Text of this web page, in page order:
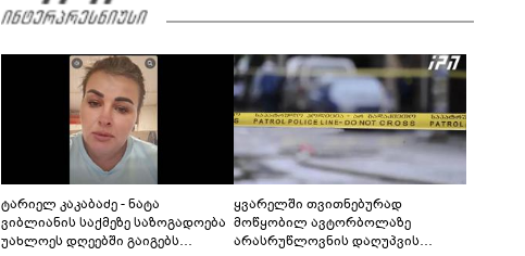
ომის გმირის, შმაგი სოფრომაძის მეუღლე, თეა
00:14
ხანძარია ლილო-მარყოფის გზაზე - კადრები
ადგილიდან, სადაც ამ წუთებში სალიკვიდაციო
სამუშაოები მიმდინარეობს
00:34
"ამოღებულია სხვადასხვა მოდელის
ცეცხლსასროლი იარაღი, საბრძოლო მასალა,
მათ შორი: 2 ავტომატი, 3 პისტოლეტი, 6 მჭიდი,
მაყუჩი და 41 ვაზნა" - შსს ინფორმაციას
ავრცელებს
ტარიელ კაკაბაძე - ნატა
ვიბლიანის საქმეზე საზოგადოება
უახლოეს დღეებში გაიგებს
ყვარელში თვითნებურად
მოწყობილ ავტორბოლაზე
არასრუწლოვნის დაღუპვის